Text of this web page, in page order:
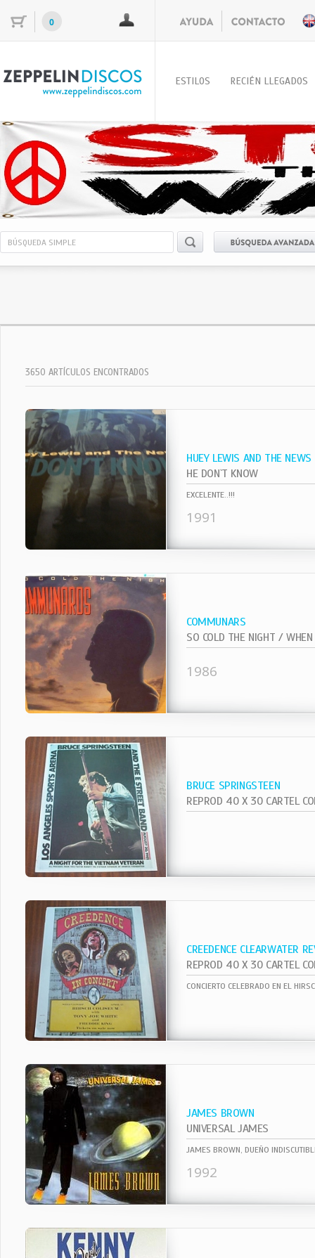
0
ESTILOS RECIÉN LLEGADOS
3650 ARTÍCULOS ENCONTRADOS
HUEY LEWIS AND THE NEWS
HE DON`T KNOW
EXCELENTE..!!!
1991
COMMUNARS
1986
BRUCE SPRINGSTEEN
CREEDENCE CLEARWATER
CONCIERTO CELEBRADO EN EL
JAMES BROWN
UNIVERSAL JAMES
1992